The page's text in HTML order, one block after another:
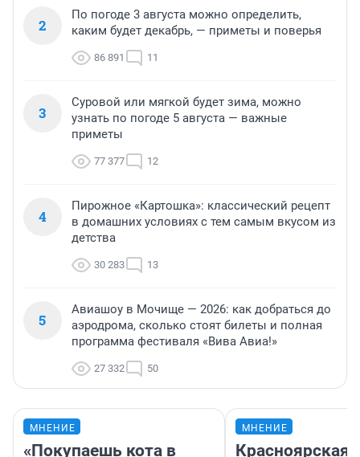
2
По погоде 3 августа можно определить,
каким будет декабрь, — приметы и поверья
86 891 11
3
Суровой или мягкой будет зима, можно
узнать по погоде 5 августа — важные
приметы
77 377 12
4
Пирожное «Картошка»: классический рецепт
в домашних условиях с тем самым вкусом из
детства
30 283 13
5
Авиашоу в Мочище — 2026: как добраться до
аэродрома, сколько стоят билеты и полная
программа фестиваля «Вива Авиа!»
27 332 50
МНЕНИЕ
«Покупаешь кота в
МНЕНИЕ
Красноярская